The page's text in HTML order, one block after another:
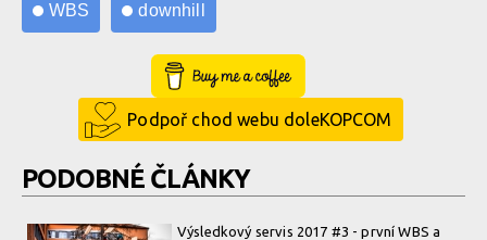
WBS downhill
Buy Me a Coffee
Podpoř chod webu doleKOPCOM
PODOBNÉ ČLÁNKY
Výsledkový servis 2017 #3 - první WBS a